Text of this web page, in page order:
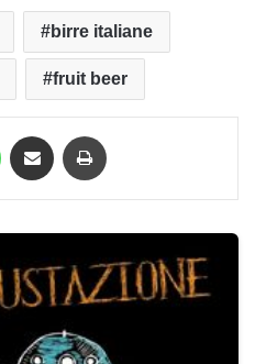
birre italiane
fruit beer
WhatsApp Condividi via mail